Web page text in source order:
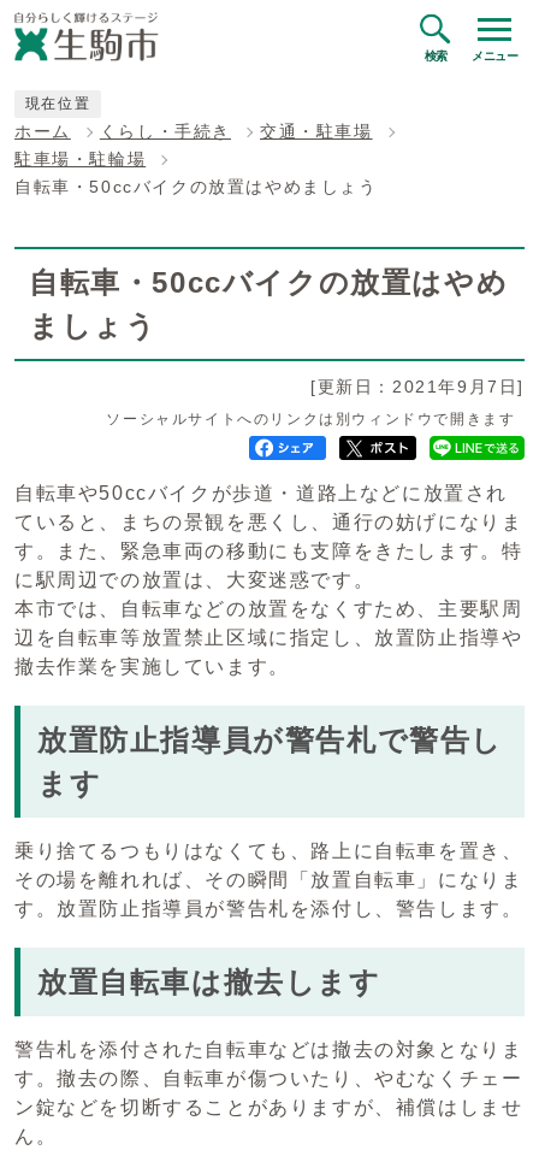
検索 メニュー
現在位置
ホーム くらし・手続き
交通・駐車場
駐車場・駐輪場
自転車・50ccバイクの放置はやめましょう
自転車・50ccバイクの放置はやめ
ましょう
[更新日：2021年9月7日]
ソーシャルサイトへのリンクは別ウィンドウで開きます
自転車や50ccバイクが歩道・道路上などに放置され
ていると、まちの景観を悪くし、通行の妨げになりま
す。また、緊急車両の移動にも支障をきたします。特
に駅周辺での放置は、大変迷惑です。
本市では、自転車などの放置をなくすため、主要駅周
辺を自転車等放置禁止区域に指定し、放置防止指導や
撤去作業を実施しています。
放置防止指導員が警告札で警告し
ます
乗り捨てるつもりはなくても、路上に自転車を置き、
その場を離れれば、その瞬間「放置自転車」になりま
す。放置防止指導員が警告札を添付し、警告します。
放置自転車は撤去します
警告札を添付された自転車などは撤去の対象となりま
す。撤去の際、自転車が傷ついたり、やむなくチェー
ン錠などを切断することがありますが、補償はしませ
ん。